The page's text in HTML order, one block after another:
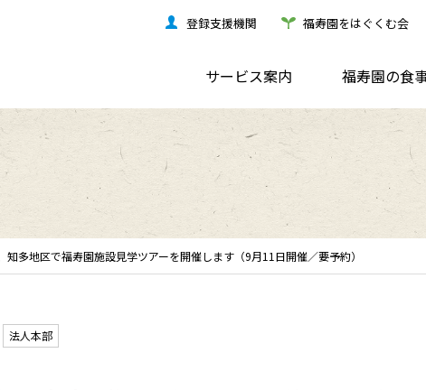
登録支援機関 福寿園をはぐくむ会
サービス案内 福寿園の食
知多地区で福寿園施設見学ツアーを開催します（9月11日開催／要予約）
法人本部